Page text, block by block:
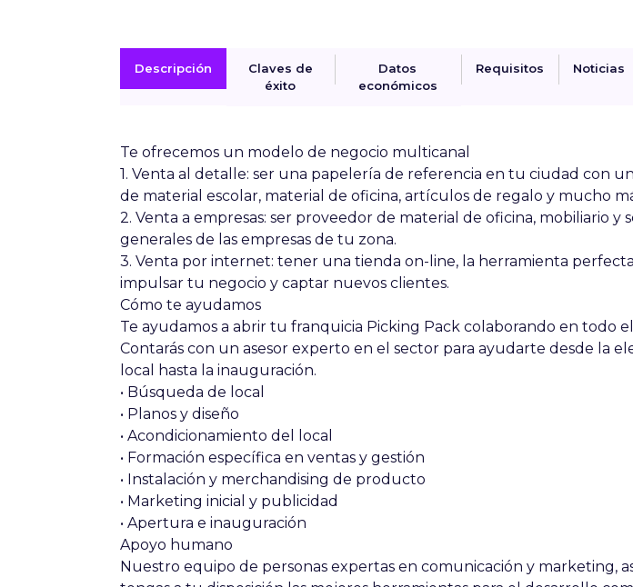
Descripción
Claves de
éxito
Datos
económicos
Requisitos Noticias
Te ofrecemos un modelo de negocio multicanal
1. Venta al detalle: ser una papelería de referencia en tu ciudad con
de material escolar, material de oficina, artículos de regalo y mucho
2. Venta a empresas: ser proveedor de material de oficina, mobiliario y
generales de las empresas de tu zona.
3. Venta por internet: tener una tienda on-line, la herramienta
impulsar tu negocio y captar nuevos clientes.
Cómo te ayudamos
Te ayudamos a abrir tu franquicia Picking Pack colaborando en todo
Contarás con un asesor experto en el sector para ayudarte desde la
local hasta la inauguración.
• Búsqueda de local
• Planos y diseño
• Acondicionamiento del local
• Formación específica en ventas y gestión
• Instalación y merchandising de producto
• Marketing inicial y publicidad
• Apertura e inauguración
Apoyo humano
Nuestro equipo de personas expertas en comunicación y marketing,